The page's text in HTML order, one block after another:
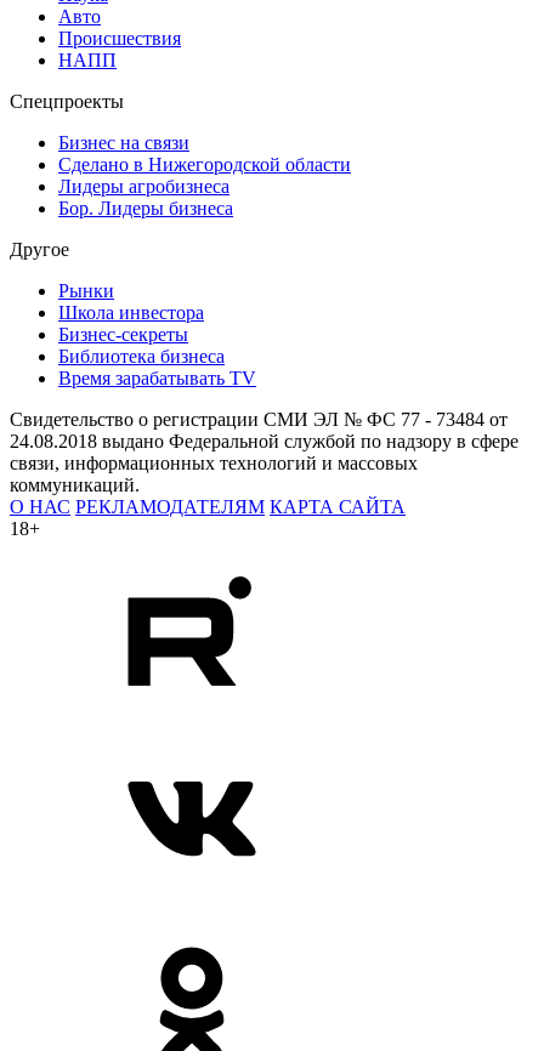
Авто
Происшествия
НАПП
Спецпроекты
Бизнес на связи
Сделано в Нижегородской области
Лидеры агробизнеса
Бор. Лидеры бизнеса
Другое
Рынки
Школа инвестора
Бизнес-секреты
Библиотека бизнеса
Время зарабатывать TV
Свидетельство о регистрации СМИ ЭЛ № ФС 77 - 73484 от
24.08.2018 выдано Федеральной службой по надзору в сфере
связи, информационных технологий и массовых
коммуникаций.
О НАС РЕКЛАМОДАТЕЛЯМ КАРТА САЙТА
18+